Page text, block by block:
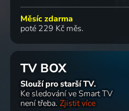
Měsíc zdarma
poté 229 Kč měs.
TV BOX
Slouží pro starší TV.
Ke sledování ve Smart TV
není třeba. Zjistit více